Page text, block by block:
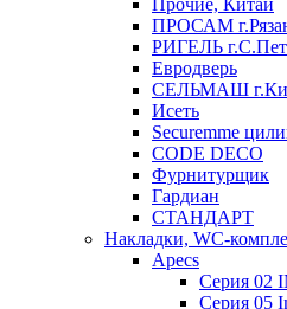
Прочие, Китай
ПРОСАМ
РИГЕЛЬ
Евродверь
СЕЛЬМАШ
Исеть
Securemme
CODE DECO
Фурнитурщик
Гардиан
СТАНДАРТ
Накладки, WC-
Apecs
Cерия 02
Cерия 05